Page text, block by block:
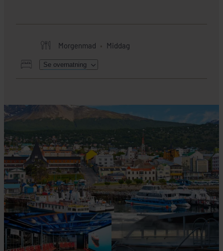
Morgenmad Middag
Se overnatning
HER SKAL I BO